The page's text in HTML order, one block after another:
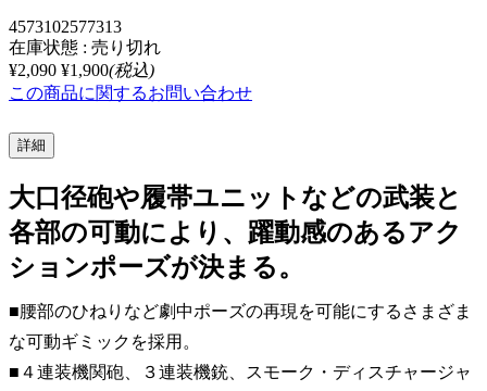
4573102577313
在庫状態 : 売り切れ
¥2,090 ¥1,900(税込)
この商品に関するお問い合わせ
詳細
大口径砲や履帯ユニットなどの武装と
各部の可動により、躍動感のあるアク
ションポーズが決まる。
■腰部のひねりなど劇中ポーズの再現を可能にするさまざま
な可動ギミックを採用。
■４連装機関砲、３連装機銃、スモーク・ディスチャージャ